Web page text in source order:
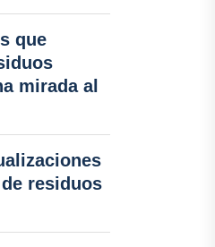
que
mirada al
residuos